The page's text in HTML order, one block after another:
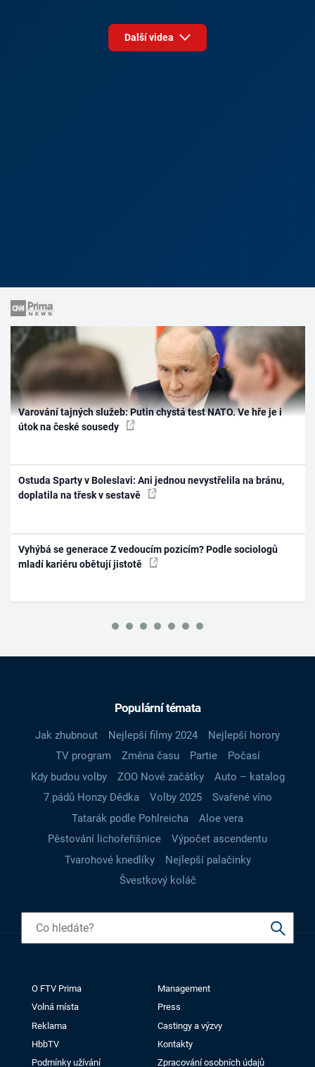
Další videa
Varování tajných služeb: Putin chystá test NATO. Ve hře je i
útok na české sousedy
Ostuda Sparty v Boleslavi: Ani jednou nevystřelila na bránu,
doplatila na třesk v sestavě
Vyhýbá se generace Z vedoucím pozicím? Podle sociologů
mladí kariéru obětují jistotě
Populární témata
Jak zhubnout Nejlepší filmy 2024
Nejlepší horory
TV program
Změna času Partie
Počasí
Kdy budou volby
ZOO Nové začátky
Auto – katalog
7 pádů Honzy Dědka
Volby 2025
Svařené víno
Tatarák podle Pohlreicha
Aloe vera
Pěstování lichořeřišnice
Výpočet ascendentu
Tvarohové knedlíky
Nejlepší palačinky
Švestkový koláč
O FTV Prima
Management
Volná místa
Press
Reklama
Castingy a výzvy
HbbTV
Kontakty
Podmínky užívání
Zpracování osobních údajů